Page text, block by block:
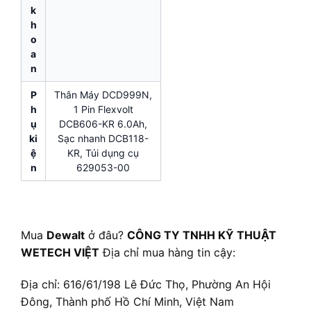
k
h
o
a
n
P
h
ụ
ki
ệ
n
Thân Máy DCD999N,
1 Pin Flexvolt
DCB606-KR 6.0Ah,
Sạc nhanh DCB118-
KR, Túi dụng cụ
629053-00
Mua Dewalt ở đâu? CÔNG TY TNHH KỸ THUẬT
WETECH VIỆT Địa chỉ mua hàng tin cậy:
Địa chỉ: 616/61/198 Lê Đức Thọ, Phường An Hội
Đông, Thành phố Hồ Chí Minh, Việt Nam